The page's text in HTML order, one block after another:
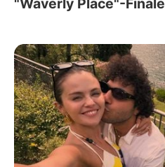
"Waverly Place"-Finale